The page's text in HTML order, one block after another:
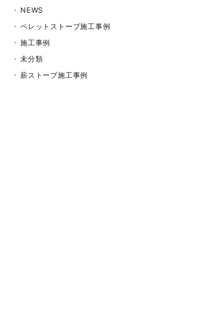
NEWS
ペレットストーブ施工事例
施工事例
未分類
薪ストーブ施工事例